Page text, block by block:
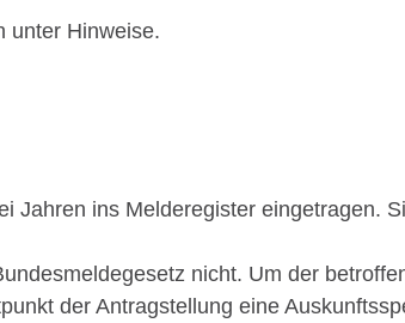
unter Hinweise.
Jahren ins Melderegister eingetragen.
nicht. Um der
der Antragstellung eine